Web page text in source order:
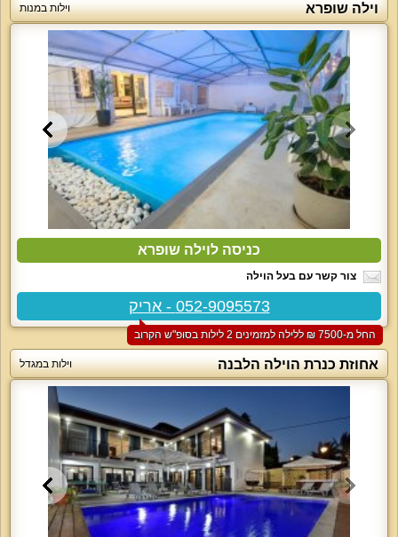
וילה שופרא וילות במנות
כניסה לוילה שופרא
צור קשר עם בעל הוילה
052-9095573 - אריק
החל מ-‏7500 ₪ ללילה למזמינים 2 לילות בסופ"ש הקרוב
אחוזת כנרת הוילה הלבנה וילות במגדל